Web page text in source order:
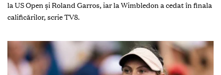
la US Open și Roland Garros, iar la Wimbledon a cedat în finala
calificărilor, scrie TV8.